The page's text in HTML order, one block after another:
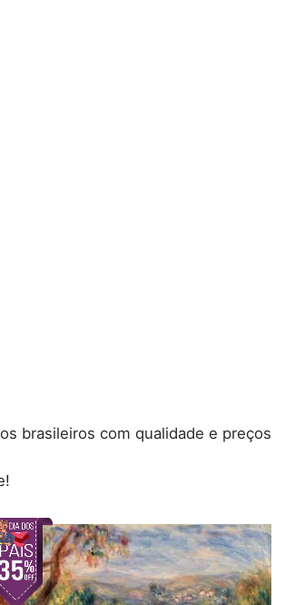
brasileiros com qualidade e preços